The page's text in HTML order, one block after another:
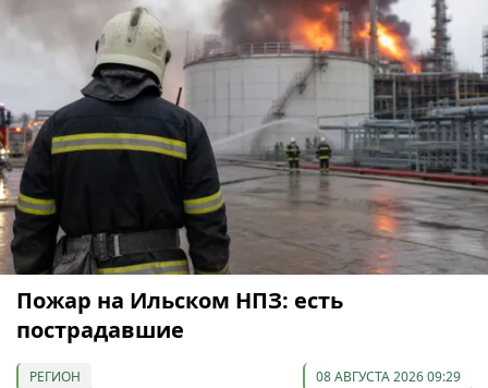
Пожар на Ильском НПЗ: есть
пострадавшие
РЕГИОН 08 АВГУСТА 2026 09:29